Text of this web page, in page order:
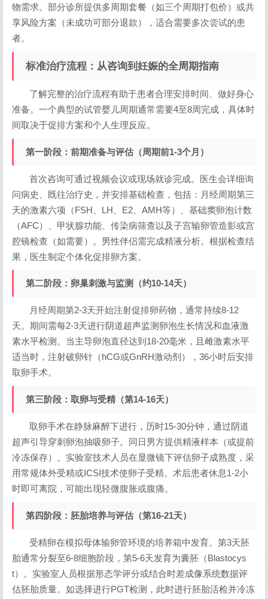
物需求。部分诊所提供多周期套餐（如三个周期打包价）或共
享风险方案（未成功可部分退款），适合需要多次尝试的患
者。
标准治疗流程：从咨询到妊娠的全周期指南
了解完整的治疗流程有助于患者合理安排时间、做好身心
准备。一个典型的试管婴儿周期通常需要4至8周完成，具体时
间取决于促排方案和个人生理反应。
第一阶段：前期准备与评估（周期前1-3个月）
首次咨询可通过视频会议或现场就诊完成。医生会详细询
问病史、既往治疗史，并安排基础检查，包括：月经周期第三
天的激素六项（FSH、LH、E2、AMH等）、基础窦卵泡计数
（AFC）、甲状腺功能、传染病筛查以及子宫输卵管造影或宫
腔镜检查（如需要）。男性伴侣需完成精液分析。根据检查结
果，医生制定个体化促排卵方案。
第二阶段：卵巢刺激与监测（约10-14天）
月经周期第2-3天开始注射促排卵药物，通常持续8-12
天。期间需每2-3天进行阴道超声监测卵泡生长情况和血液激
素水平检测。当主导卵泡直径达到18-20毫米，且雌激素水平
适当时，注射破卵针（hCG或GnRH激动剂），36小时后安排
取卵手术。
第三阶段：取卵与受精（第14-16天）
取卵手术在静脉麻醉下进行，历时15-30分钟，通过阴道
超声引导穿刺卵泡抽吸卵子。同日男方提供精液样本（或提前
冷冻保存）。实验室技术人员在显微镜下评估卵子成熟度，采
用常规体外受精或ICSI技术使卵子受精。术后患者休息1-2小
时即可离院，可能出现轻微腹胀或腹痛。
第四阶段：胚胎培养与评估（第16-21天）
受精卵在模拟母体输卵管环境的培养箱中发育。第3天胚
胎通常分裂至6-8细胞阶段，第5-6天发育为囊胚（Blastocys
t）。实验室人员根据形态学评分或结合时差成像系统数据评
估胚胎质量。如选择进行PGT检测，此时进行胚胎活检并冷冻